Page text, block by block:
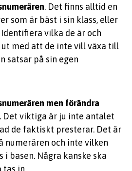
. Det finns alltid en
som är bäst i sin klass, eller
vilka de är och
ut med att de inte vill växa till
satsar på sin egen
men förändra
. Det viktiga är ju inte antalet
de faktiskt presterar. Det är
och inte vilken
i basen. Några kanske ska
tas in.